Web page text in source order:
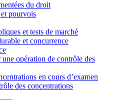
du droit
pourvois
et tests de marché
et concurrence
opération de contrôle des
en cours d’examen
des concentrations